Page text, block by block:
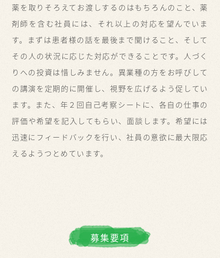
薬を取りそろえてお渡しするのはもちろんのこと、 薬
剤師を含む社員には、それ以上の対応を望んでいま
す。
まずは患者様の話を最後まで聞けること、 そして
その人の状況に応じた対応ができることです。 人づく
りへの投資は惜しみません。 異業種の方をお呼びして
の講演を定期的に開催し、視野を広げるよう促してい
ます。
また、年２回自己考察シートに、各自の仕事の
評価や希望を記入してもらい、面談します。希望には
迅速にフィードバックを行い、社員の意欲に最大限応
えるようつとめています。
募集要項